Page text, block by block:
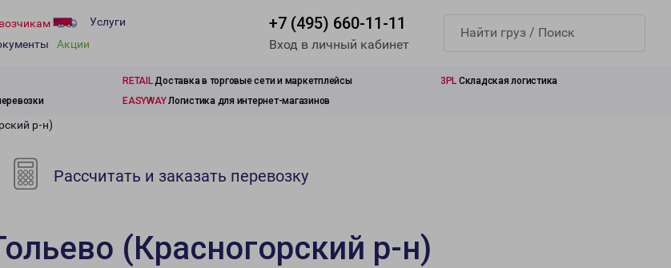
Услуги
Акции
+7 (495) 660-11-11
Вход в личный кабинет
RETAILДоставка в торговые сети и маркетплейсы 3PL Складская логистика
EASYWAYЛогистика для интернет-магазинов
р-н)
Рассчитать и заказать перевозку
(Красногорский р-н)